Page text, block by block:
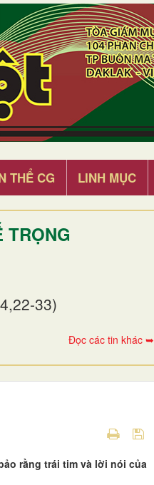
THỂ CG LINH MỤC
TRỌNG
33)
Đọc các tin khác ➥
rằng trái tim và lời nói của